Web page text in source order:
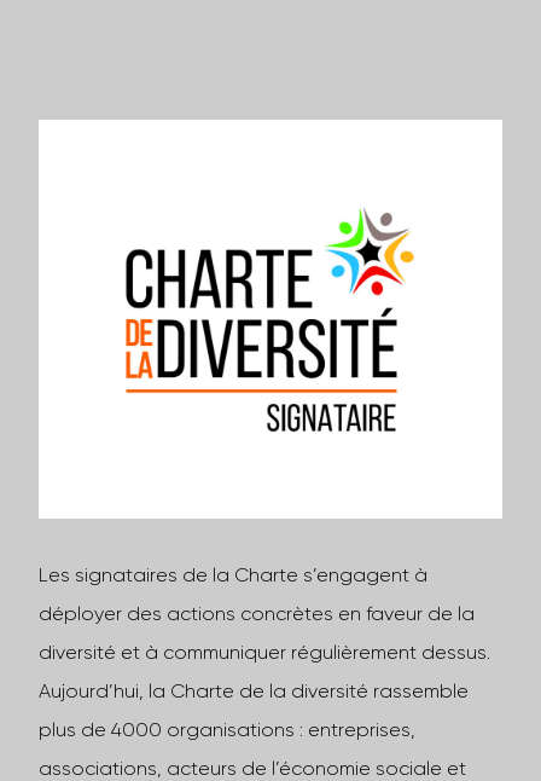
Les signataires de la Charte s’engagent à
déployer des actions concrètes en faveur de la
diversité et à communiquer régulièrement dessus.
Aujourd’hui, la Charte de la diversité rassemble
plus de 4000 organisations : entreprises,
associations, acteurs de l’économie sociale et